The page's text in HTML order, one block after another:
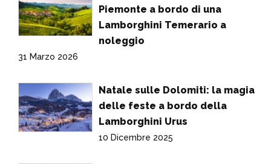
Piemonte a bordo di una
Lamborghini Temerario a
noleggio
31 Marzo 2026
Natale sulle Dolomiti: la magia
delle feste a bordo della
Lamborghini Urus
10 Dicembre 2025